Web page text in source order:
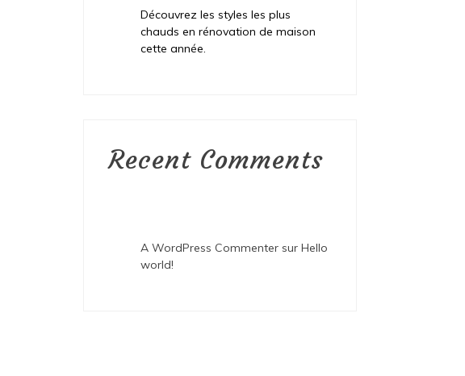
Découvrez les styles les plus
chauds en rénovation de maison
cette année.
Recent Comments
A WordPress Commenter surHello
world!